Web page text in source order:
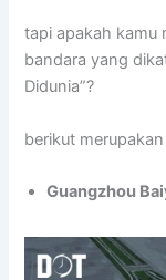
tapi apakah kamu
bandara yang
Didunia”?
berikut
Guangzhou